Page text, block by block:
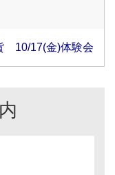
10/17(金)体験会